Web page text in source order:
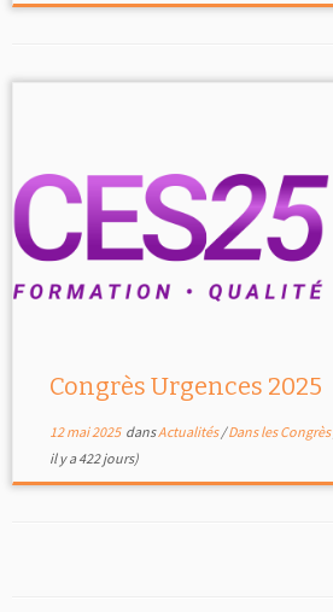
Congrès Urgences 2025
12 mai 2025dansActualités/Dans les Congrès
il y a 422 jours)